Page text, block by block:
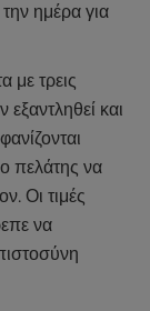
ημέρα για
με τρεις
και
πελάτης να
Οι τιμές
να